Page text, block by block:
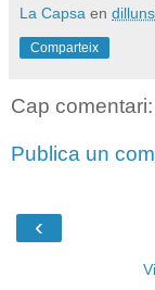
La Capsa en
Comparteix
Cap comentari:
Publica un
‹